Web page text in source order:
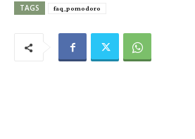
TAGS faq_pomodoro